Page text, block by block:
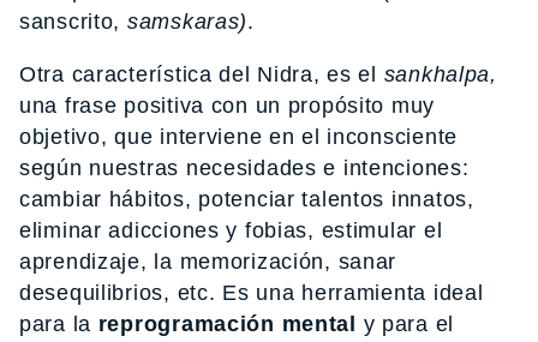
sanscrito, samskaras).
Otra característica del Nidra, es el sankhalpa,
una frase positiva con un propósito muy
objetivo, que interviene en el inconsciente
según nuestras necesidades e intenciones:
cambiar hábitos, potenciar talentos innatos,
eliminar adicciones y fobias, estimular el
aprendizaje, la memorización, sanar
desequilibrios, etc. Es una herramienta ideal
para la reprogramación mental
y para el